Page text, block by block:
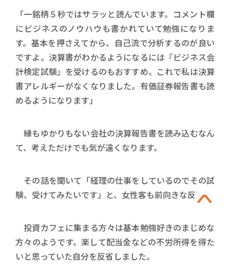
「一銘柄５秒ではサラッと読んでいます。コメント欄
にビジネスのノウハウも書かれていて勉強になりま
す。基本を押さえてから、自己流で分析するのが良い
ですよ。決算書がわかるようになるには『ビジネス会
計検定試験』を受けるのもおすすめ。これで私は決算
書アレルギーがなくなりました。有価証券報告書も読
めるようになります」
縁もゆかりもない会社の決算報告書を読み込むなん
て、考えただけでも気が遠くなります。
その話を聞いて「経理の仕事をしているのでその試
験、受けてみたいです」と、女性客も前向きな反応。
投資カフェに集まる方々は基本勉強好きのまじめな
方々のようです。楽して配当金などの不労所得を得た
いと思っていた自分を反省しました。